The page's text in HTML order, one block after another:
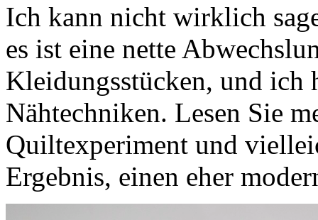
Ich kann nicht wirklich
es ist eine nette
Kleidungsstücken, und ich
Nähtechniken. Lesen Sie
Quiltexperiment und
Ergebnis, einen eher